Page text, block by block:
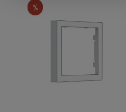
%Rabatt